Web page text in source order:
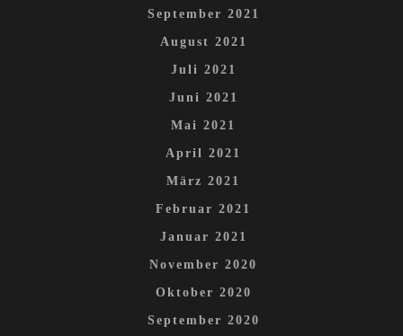
September 2021
August 2021
Juli 2021
Juni 2021
Mai 2021
April 2021
März 2021
Februar 2021
Januar 2021
November 2020
Oktober 2020
September 2020